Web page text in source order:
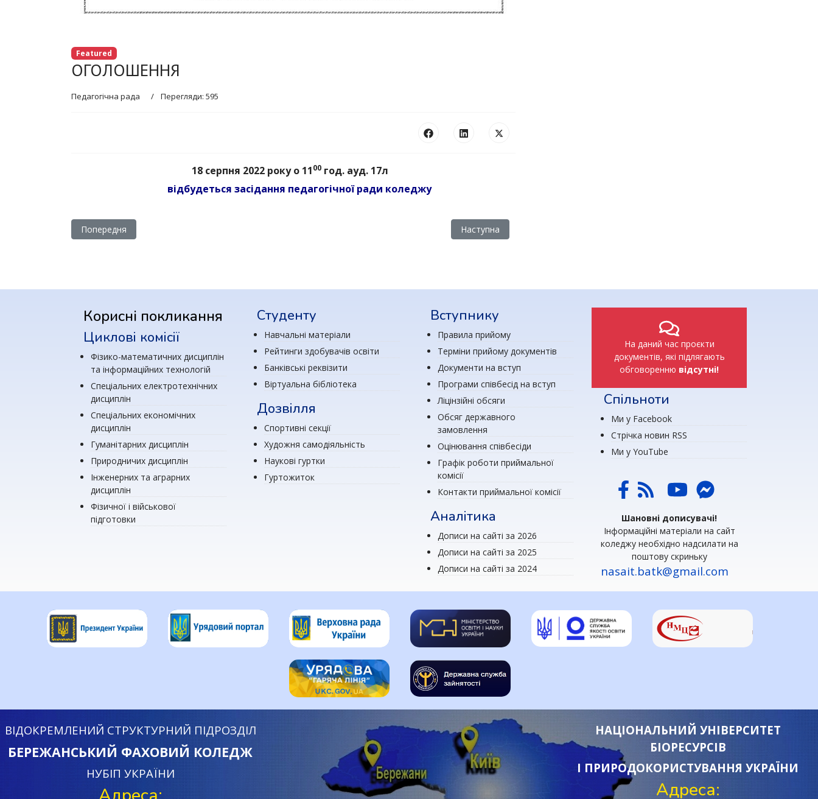
Featured
ОГОЛОШЕННЯ
Педагогічна рада Перегляди: 595
18 серпня 2022 року о 1100год. ауд. 17л
відбудеться засідання педагогічної ради коледжу
Попередня стаття: Про роботу педагогічної ради коледжу
Попередня Наступна стаття: Про роботу педагогічної ради коледжу
Наступна
Корисні покликання
Циклові комісії
Фізико-математичних дисциплін
та інформаційних технологій
Спеціальних електротехнічних
дисциплін
Спеціальних економічних
дисциплін
Гуманітарних дисциплін
Природничих дисциплін
Інженерних та аграрних
дисциплін
Фізичної і військової
підготовки
Студенту
Навчальні матеріали
Рейтинги здобувачів освіти
Банківські реквізити
Віртуальна бібліотека
Дозвілля
Спортивні секції
Художня самодіяльність
Наукові гуртки
Гуртожиток
Вступнику
Правила прийому
Терміни прийому документів
Документи на вступ
Програми співбесід на вступ
Ліцінзійні обсяги
Обсяг державного
замовлення
Оцінювання співбесіди
Графік роботи приймальної
комісії
Контакти приймальної комісії
Аналітика
Дописи на сайті за 2026
Дописи на сайті за 2025
Дописи на сайті за 2024
На даний час проєкти
документів, які підлягають
обговоренню відсутні!
Спільноти
Ми у Facebook
Стрічка новин RSS
Ми у YouTube
Шановні дописувачі!
Інформаційні матеріали на сайт
коледжу необхідно надсилати на
поштову скриньку
nasait.batk@gmail.com
ВІДОКРЕМЛЕНИЙ СТРУКТУРНИЙ ПІДРОЗДІЛ
БЕРЕЖАНСЬКИЙ ФАХОВИЙ КОЛЕДЖ
НУБІП УКРАЇНИ
НАЦІОНАЛЬНИЙ УНІВЕРСИТЕТ
БІОРЕСУРСІВ
І ПРИРОДОКОРИСТУВАННЯ УКРАЇНИ
Адреса: